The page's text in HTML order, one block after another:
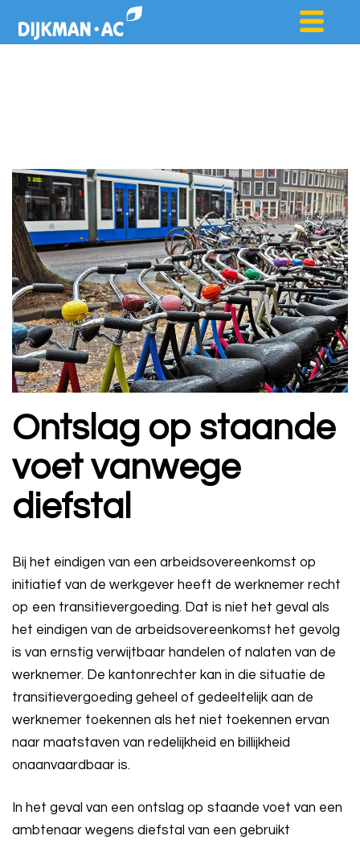
Ontslag op staande
voet vanwege
diefstal
Bij het eindigen van een arbeidsovereenkomst op
initiatief van de werkgever heeft de werknemer recht
op een transitievergoeding. Dat is niet het geval als
het eindigen van de arbeidsovereenkomst het gevolg
is van ernstig verwijtbaar handelen of nalaten van de
werknemer. De kantonrechter kan in die situatie de
transitievergoeding geheel of gedeeltelijk aan de
werknemer toekennen als het niet toekennen ervan
naar maatstaven van redelijkheid en billijkheid
onaanvaardbaar is.
In het geval van een ontslag op staande voet van een
ambtenaar wegens diefstal van een gebruikt